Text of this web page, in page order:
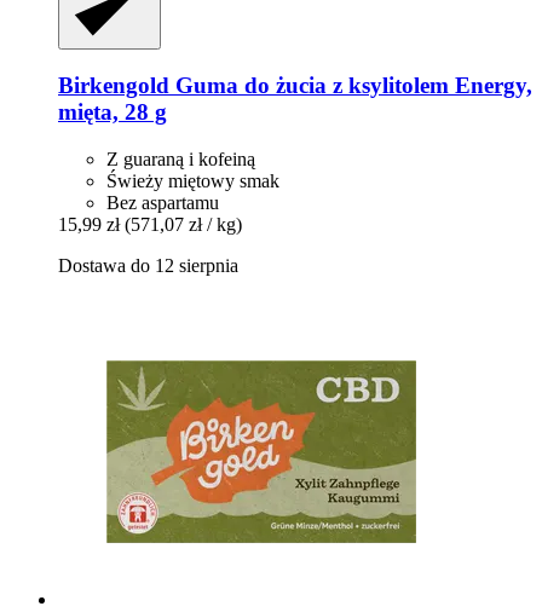
Birkengold Guma do żucia z ksylitolem Energy,
mięta, 28 g
Z guaraną i kofeiną
Świeży miętowy smak
Bez aspartamu
15,99 zł (571,07 zł / kg)
Dostawa do 12 sierpnia